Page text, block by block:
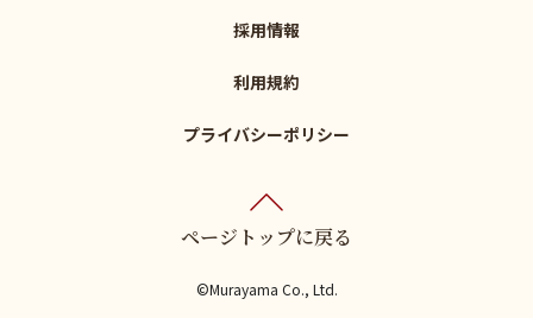
採用情報
利用規約
プライバシーポリシー
ページトップに戻る
©Murayama Co., Ltd.